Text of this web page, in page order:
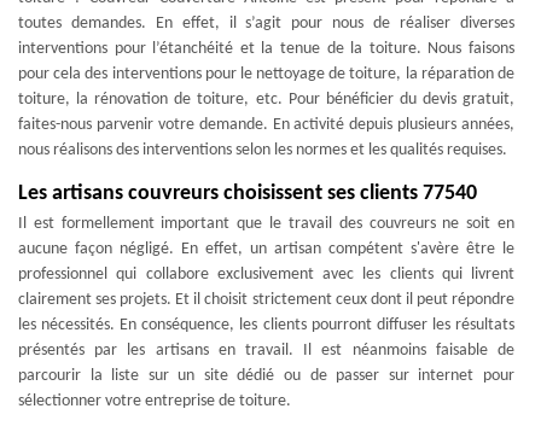
toutes demandes. En effet, il s’agit pour nous de réaliser diverses
interventions pour l’étanchéité et la tenue de la toiture. Nous faisons
pour cela des interventions pour le nettoyage de toiture, la réparation de
toiture, la rénovation de toiture, etc. Pour bénéficier du devis gratuit,
faites-nous parvenir votre demande. En activité depuis plusieurs années,
nous réalisons des interventions selon les normes et les qualités requises.
Les artisans couvreurs choisissent ses clients 77540
Il est formellement important que le travail des couvreurs ne soit en
aucune façon négligé. En effet, un artisan compétent s'avère être le
professionnel qui collabore exclusivement avec les clients qui livrent
clairement ses projets. Et il choisit strictement ceux dont il peut répondre
les nécessités. En conséquence, les clients pourront diffuser les résultats
présentés par les artisans en travail. Il est néanmoins faisable de
parcourir la liste sur un site dédié ou de passer sur internet pour
sélectionner votre entreprise de toiture.